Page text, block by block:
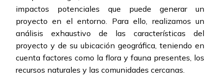
impactos potenciales que puede generar un
proyecto en el entorno. Para ello, realizamos un
análisis exhaustivo de las características del
proyecto y de su ubicación geográfica, teniendo en
cuenta factores como la flora y fauna presentes, los
recursos naturales y las comunidades cercanas.